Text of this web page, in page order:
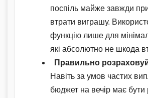
поспіль майже завжди
втрати виграшу.
функцію лише для
які абсолютно не шкода
Правильно
Навіть за умов частих
бюджет на вечір має бути